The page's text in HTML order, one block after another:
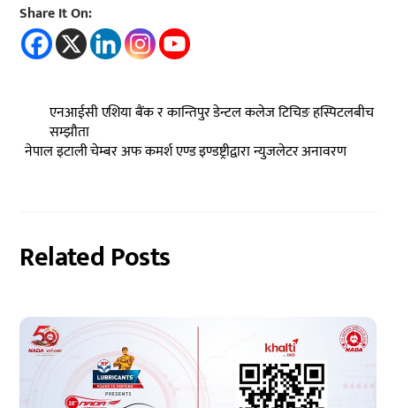
Share It On:
एनआईसी एशिया बैंक र कान्तिपुर डेन्टल कलेज टिचिङ हस्पिटलबीच
सम्झौता
नेपाल इटाली चेम्बर अफ कमर्श एण्ड इण्डष्ट्रीद्वारा न्युजलेटर अनावरण
Related Posts